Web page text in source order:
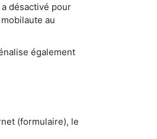
désactivé pour
au
également
(formulaire), le